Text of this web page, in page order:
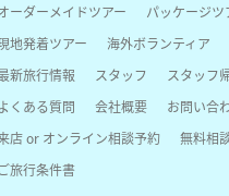
ーダーメイドツアー
パッケージツ
地発着ツアー
海外ボランティア
新旅行情報
スタッフ スタッフ
くある質問
会社概要 お問い合
店 or オンライン相談予約
無料相
ご旅行条件書